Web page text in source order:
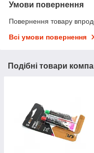
Умови повернення
Повернення товару
Всі умови повернення
Подібні товари